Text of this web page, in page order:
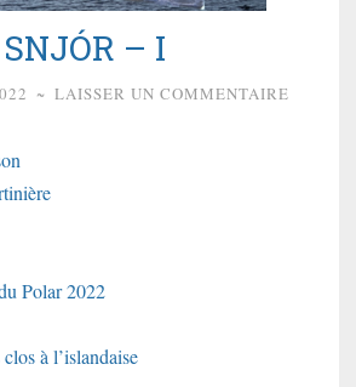
SNJÓR – I
~ LAISSER UN COMMENTAIRE
Polar 2022
à l’islandaise